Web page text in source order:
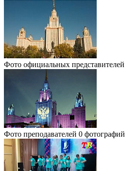
Фото официальных представителей
Фото преподавателей 0 фотографий